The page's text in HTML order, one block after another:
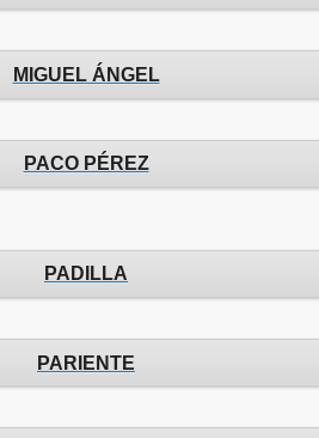
MIGUEL ÁNGEL
PACO PÉREZ
PADILLA
PARIENTE